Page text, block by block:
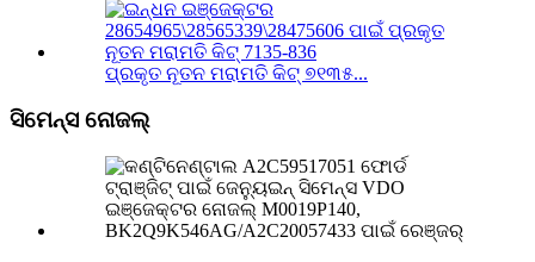
ପ୍ରକୃତ ନୂତନ ମରାମତି କିଟ୍ ୭୧୩୫...
ସିମେନ୍ସ ନୋଜଲ୍